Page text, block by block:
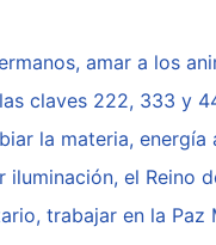
amar a los
claves 222, 333 y
la materia, energía
el Reino
trabajar en la Paz